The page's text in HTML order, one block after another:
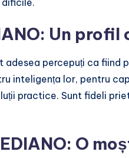
dificile.
Un
adesea percepuți ca
inteligența lor, pentru
practice. Sunt fideli
O